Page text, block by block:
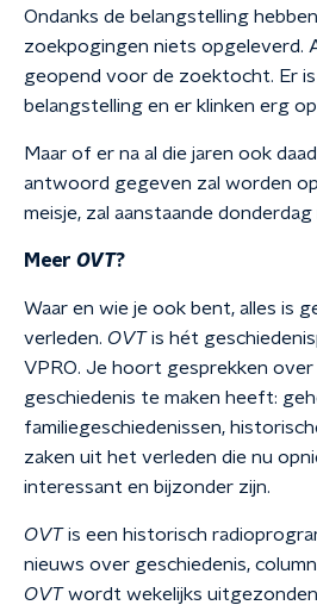
Ondanks de belangstelling
zoekpogingen niets opgeleverd.
geopend voor de zoektocht. Er
belangstelling en er klinken erg
Maar of er na al die jaren ook
antwoord gegeven zal worden
meisje, zal aanstaande donderdag
Meer OVT?
Waar en wie je ook bent, alles is
verleden. OVTis hét
VPRO. Je hoort gesprekken
geschiedenis te maken heeft:
familiegeschiedenissen,
zaken uit het verleden die nu
interessant en bijzonder zijn.
OVTis een historisch
nieuws over geschiedenis,
OVTwordt wekelijks